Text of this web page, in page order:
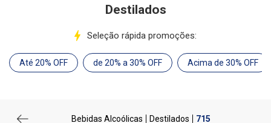
Destilados
Seleção rápida promoções:
Até 20% OFF de 20% a 30% OFF Acima de 30% OFF
Bebidas Alcoólicas Destilados 715